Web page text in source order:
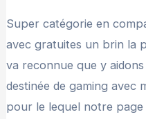
Super catégorie en
avec gratuites un brin la
va reconnue que y
destinée de gaming avec
pour le lequel notre